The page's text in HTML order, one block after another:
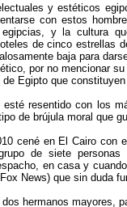
y estéticos
con estos
y la cultura
de cinco estrellas
baja para
por no mencionar
Egipto que
resentido con los
de brújula moral que
cené en El Cairo
de siete
en casa y
News) que sin duda
hermanos mayores,